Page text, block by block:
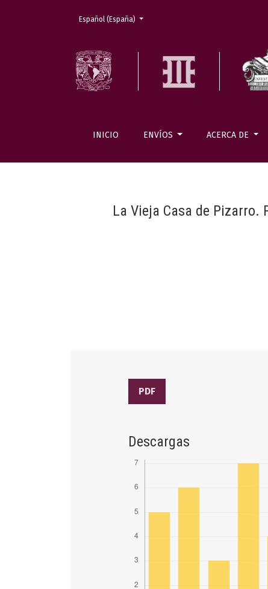
INICIO ENVÍOS ACERCA DE
Cambiar el idioma. El actual es:
Español (España)
La Vieja Casa de
PDF
Descargas